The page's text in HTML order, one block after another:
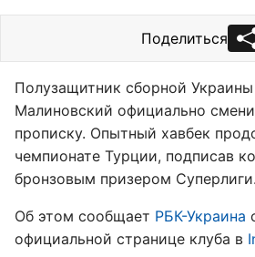
Поделиться
Полузащитник сборной Украины
Малиновский официально
прописку. Опытный хавбек
чемпионате Турции, подписав
бронзовым призером Суперлиги.
Об этом сообщает РБК-Украина
официальной странице клуба в